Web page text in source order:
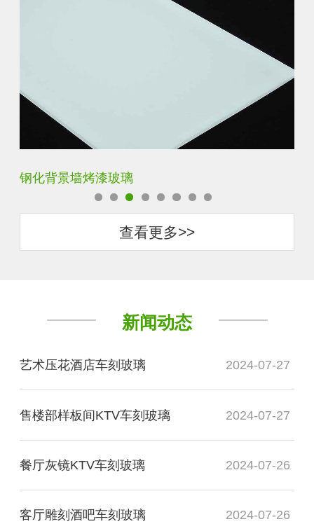
钢化背景墙烤漆玻璃
查看更多>>
新闻动态
艺术压花酒店车刻玻璃 2024-07-27
售楼部样板间KTV车刻玻璃 2024-07-27
餐厅灰镜KTV车刻玻璃 2024-07-26
客厅雕刻酒吧车刻玻璃 2024-07-26